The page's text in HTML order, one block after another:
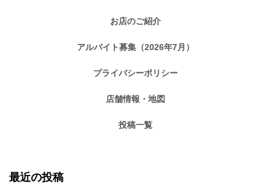
お店のご紹介
アルバイト募集（2026年7月）
プライバシーポリシー
店舗情報・地図
投稿一覧
最近の投稿